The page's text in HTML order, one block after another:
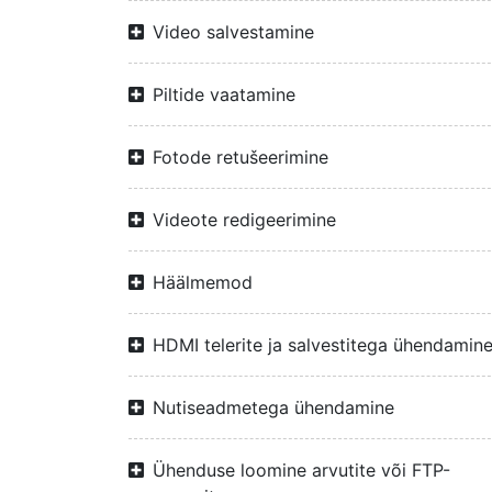
Video salvestamine
Piltide vaatamine
Fotode retušeerimine
Videote redigeerimine
Häälmemod
HDMI telerite ja salvestitega ühendamine
Nutiseadmetega ühendamine
Ühenduse loomine arvutite või FTP-